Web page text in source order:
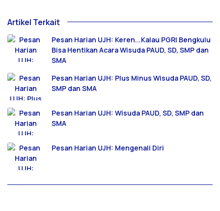
Artikel Terkait
Pesan Harian UJH: Keren...Kalau PGRI Bengkulu
Bisa Hentikan Acara Wisuda PAUD, SD, SMP dan
SMA
Pesan Harian UJH: Plus Minus Wisuda PAUD, SD,
SMP dan SMA
Pesan Harian UJH: Wisuda PAUD, SD, SMP dan
SMA
Pesan Harian UJH: Mengenali Diri